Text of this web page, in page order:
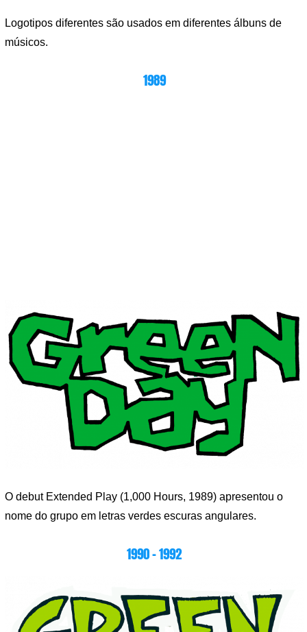
Logotipos diferentes são usados ​​em diferentes álbuns de
músicos.
1989
O debut Extended Play (1,000 Hours, 1989) apresentou o
nome do grupo em letras verdes escuras angulares.
1990 – 1992